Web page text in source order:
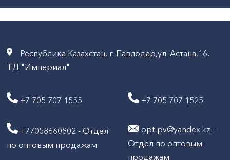
Республика Казахстан, г. Павлодар,ул. Астана,16,
ТД "Империал"
+7 705 707 1555 +7 705 707 1525
+77058660802 - Отдел
по оптовым продажам
opt-pv@yandex.kz -
Отдел по оптовым
продажам